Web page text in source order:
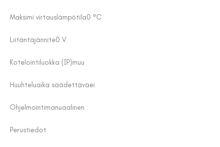
Maksimi virtauslämpötila0 °C
Liitäntäjännite0 V
Kotelointiluokka (IP)muu
Huuhteluaika säädettäväei
Ohjelmointimanuaalinen
Perustiedot